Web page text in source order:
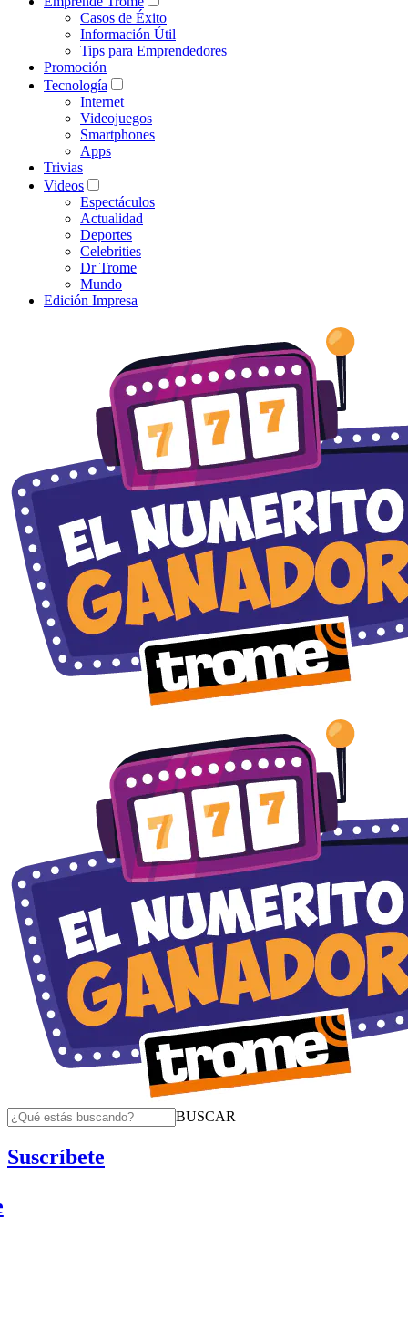
Casos de Éxito
Información Útil
Tips para Emprendedores
Promoción
Tecnología
Internet
Videojuegos
Smartphones
Apps
Trivias
Videos
Espectáculos
Actualidad
Deportes
Celebrities
Dr Trome
Mundo
Edición Impresa
BUSCAR
Suscríbete